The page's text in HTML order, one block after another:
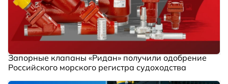
Запорные клапаны «Ридан» получили одобрение
Российского морского регистра судоходства